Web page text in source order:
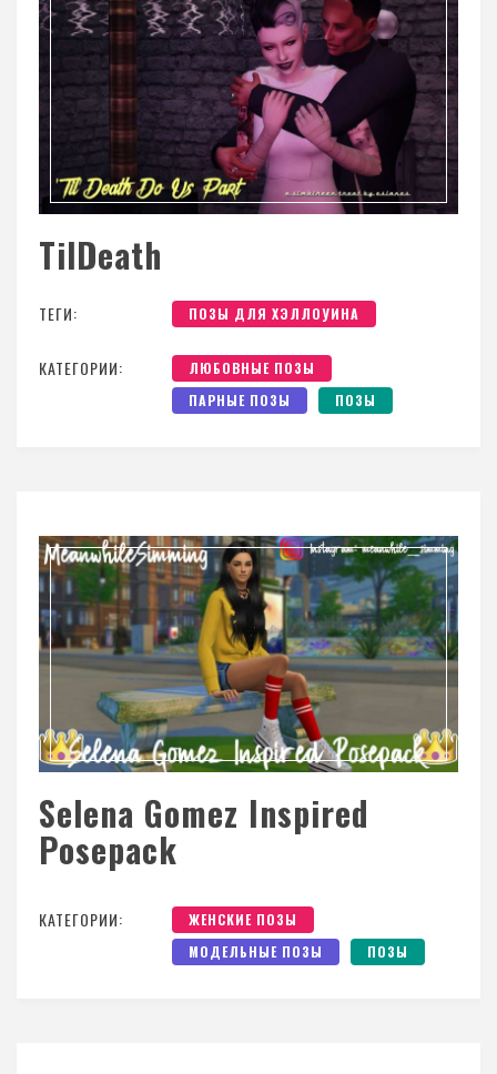
TilDeath
ТЕГИ: ПОЗЫ ДЛЯ ХЭЛЛОУИНА
КАТЕГОРИИ:
ЛЮБОВНЫЕ ПОЗЫ
ПАРНЫЕ ПОЗЫ
ПОЗЫ
Selena Gomez Inspired
Posepack
КАТЕГОРИИ:
ЖЕНСКИЕ ПОЗЫ
МОДЕЛЬНЫЕ ПОЗЫ
ПОЗЫ